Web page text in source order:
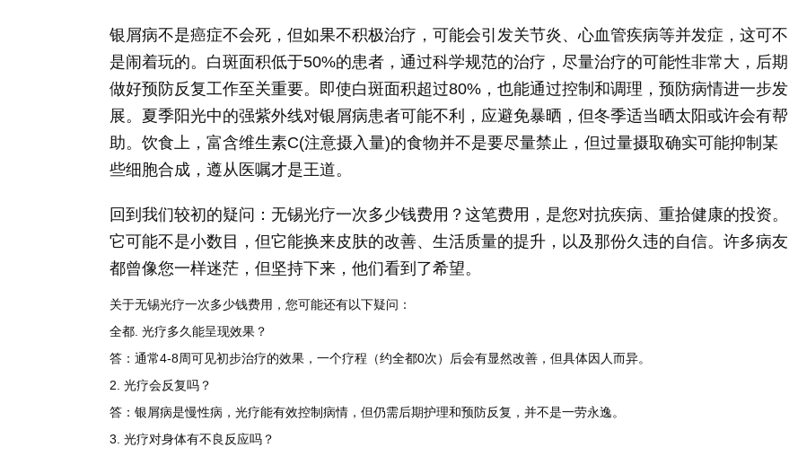
银屑病不是癌症不会死，但如果不积极治疗，可能会引发关节炎、心血管疾病等并发症，这可不
是闹着玩的。白斑面积低于50%的患者，通过科学规范的治疗，尽量治疗的可能性非常大，后期
做好预防反复工作至关重要。即使白斑面积超过80%，也能通过控制和调理，预防病情进一步发
展。夏季阳光中的强紫外线对银屑病患者可能不利，应避免暴晒，但冬季适当晒太阳或许会有帮
助。饮食上，富含维生素C(注意摄入量)的食物并不是要尽量禁止，但过量摄取确实可能抑制某
些细胞合成，遵从医嘱才是王道。
回到我们较初的疑问：无锡光疗一次多少钱费用？这笔费用，是您对抗疾病、重拾健康的投资。
它可能不是小数目，但它能换来皮肤的改善、生活质量的提升，以及那份久违的自信。许多病友
都曾像您一样迷茫，但坚持下来，他们看到了希望。
关于无锡光疗一次多少钱费用，您可能还有以下疑问：
全都. 光疗多久能呈现效果？
答：通常4-8周可见初步治疗的效果，一个疗程（约全都0次）后会有显然改善，但具体因人而异。
2. 光疗会反复吗？
答：银屑病是慢性病，光疗能有效控制病情，但仍需后期护理和预防反复，并不是一劳永逸。
3. 光疗对身体有不良反应吗？